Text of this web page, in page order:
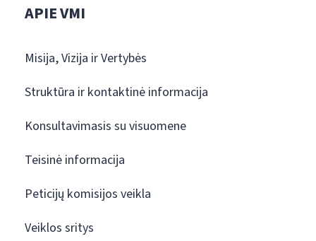
APIE VMI
Misija, Vizija ir Vertybės
Struktūra ir kontaktinė informacija
Konsultavimasis su visuomene
Teisinė informacija
Peticijų komisijos veikla
Veiklos sritys